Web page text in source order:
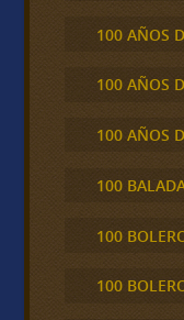
100 AÑOS
100 AÑOS
100 AÑOS
100
100
100